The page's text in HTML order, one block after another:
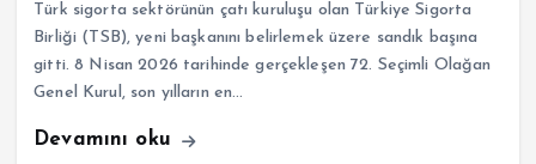
Türk sigorta sektörünün çatı kuruluşu olan Türkiye Sigorta
Birliği (TSB), yeni başkanını belirlemek üzere sandık başına
gitti. 8 Nisan 2026 tarihinde gerçekleşen 72. Seçimli Olağan
Genel Kurul, son yılların en…
Devamını oku